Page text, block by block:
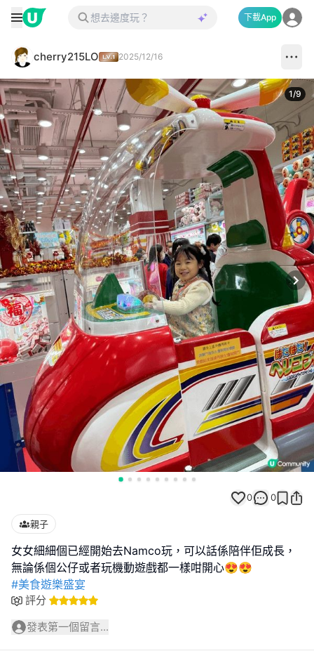
下載App
cherry215LO 2025/12/16
1/9
0 0
親子
女女細細個已經開始去Namco玩，可以話係陪伴佢成長，
#美食遊樂盛宴
評分
發表第一個留言...